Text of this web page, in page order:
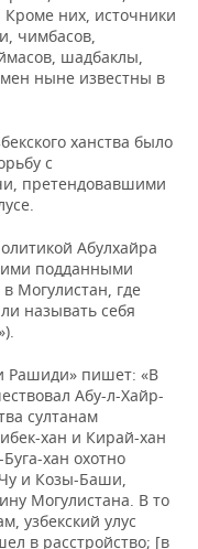
них, источники
чимбасов,
шадбаклы,
ныне известны в
ханства было
с
претендовавшими
Абулхайра
подданными
Могулистан, где
называть себя
Рашиди» пишет: «В
Абу-л-Хайр-
султанам
хан и Кирай-хан
хан охотно
и Козы-Баши,
Могулистана. В то
узбекский улус
в расстройство; [в